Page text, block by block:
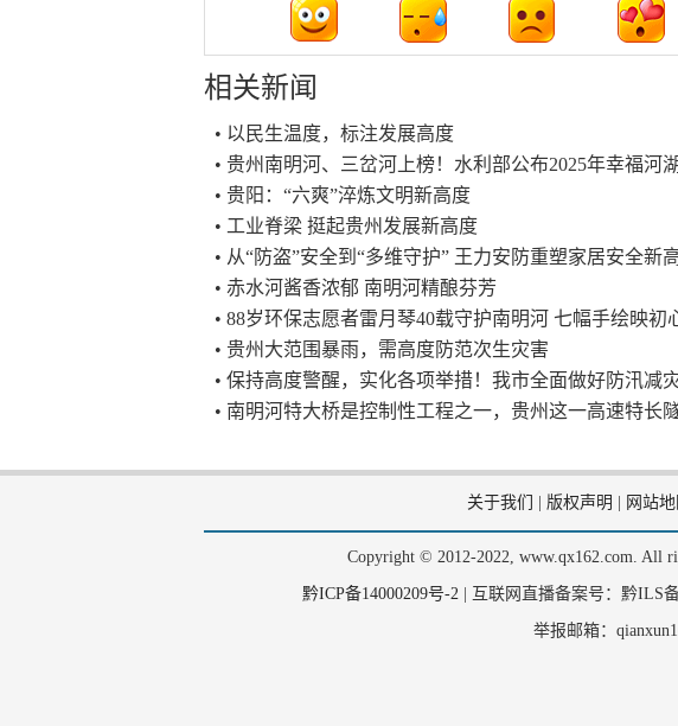
相关新闻
• 以民生温度，标注发展高度
• 贵州南明河、三岔河上榜！水利部公布2025年幸福河
• 贵阳：“六爽”淬炼文明新高度
• 工业脊梁 挺起贵州发展新高度
• 从“防盗”安全到“多维守护” 王力安防重塑家居安全新
• 赤水河酱香浓郁 南明河精酿芬芳
• 88岁环保志愿者雷月琴40载守护南明河 七幅手绘映初
• 贵州大范围暴雨，需高度防范次生灾害
• 保持高度警醒，实化各项举措！我市全面做好防汛减
• 南明河特大桥是控制性工程之一，贵州这一高速特长
关于我们 版权声明 网站地
Copyright © 2012-2022, www.qx162.com. All
黔ICP备14000209号-2| 互联网直播备案号：黔ILS备
举报邮箱：